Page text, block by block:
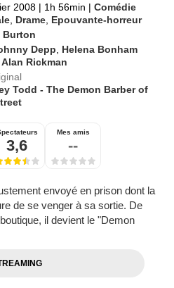
2008 | 1h 56min | Comédie
Drame Epouvante-horreur
Burton
Depp
Helena Bonham
Alan Rickman
Todd - The Demon Barber of
3,6
Mes amis
--
envoyé en prison dont la
de se venger à sa sortie. De
il devient le "Demon